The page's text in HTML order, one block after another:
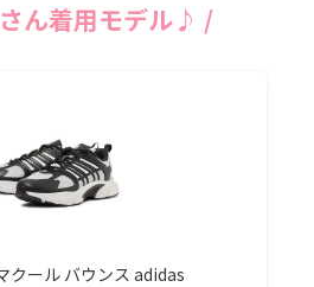
ん着用モデル♪ /
クール バウンス adidas